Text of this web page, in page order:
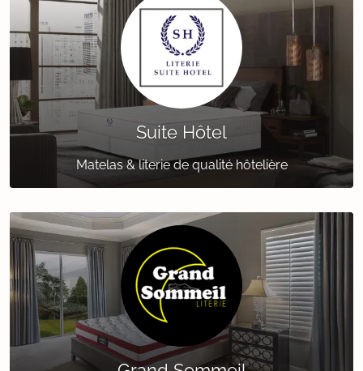
Suite Hôtel
Matelas & literie de qualité hôtelière